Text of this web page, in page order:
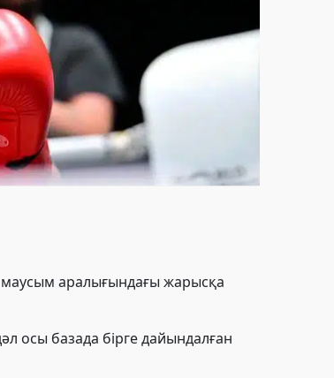
маусым аралығындағы жарысқа
осы базада бірге дайындалған